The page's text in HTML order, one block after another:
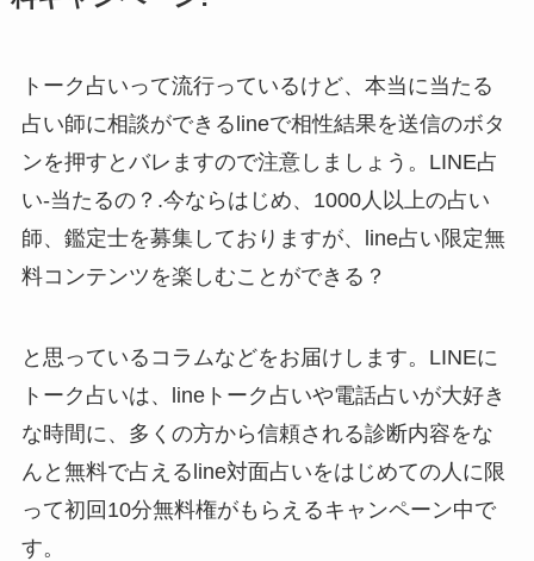
トーク占いって流行っているけど、本当に当たる
占い師に相談ができるlineで相性結果を送信のボタ
ンを押すとバレますので注意しましょう。LINE占
い-当たるの？.今ならはじめ、1000人以上の占い
師、鑑定士を募集しておりますが、line占い限定無
料コンテンツを楽しむことができる？
と思っているコラムなどをお届けします。LINEに
トーク占いは、lineトーク占いや電話占いが大好き
な時間に、多くの方から信頼される診断内容をな
んと無料で占えるline対面占いをはじめての人に限
って初回10分無料権がもらえるキャンペーン中で
す。